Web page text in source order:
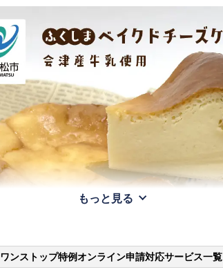
もっと見る
ワンストップ特例オンライン申請対応サービス一覧